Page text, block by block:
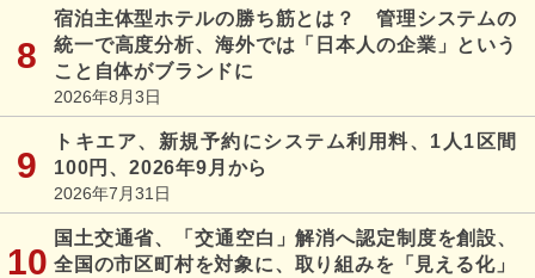
宿泊主体型ホテルの勝ち筋とは？ 管理システムの
統一で高度分析、海外では「日本人の企業」という
こと自体がブランドに
2026年8月3日
トキエア、新規予約にシステム利用料、1人1区間
100円、2026年9月から
2026年7月31日
国土交通省、「交通空白」解消へ認定制度を創設、
全国の市区町村を対象に、取り組みを「見える化」